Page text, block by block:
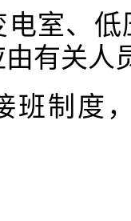
室、
有关人
班制度